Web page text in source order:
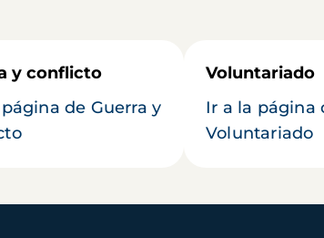
y conflicto
de Guerra y
Voluntariado
Ir a la página
Voluntariado